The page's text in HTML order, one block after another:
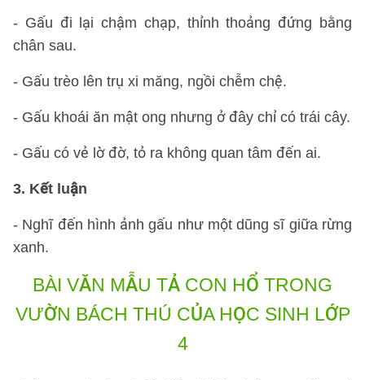
- Gấu đi lại chậm chạp, thỉnh thoảng đứng bằng
chân sau.
- Gấu trèo lên trụ xi măng, ngồi chễm chệ.
- Gấu khoái ăn mật ong nhưng ở đây chỉ có trái cây.
- Gấu có vẻ lờ đờ, tỏ ra không quan tâm đến ai.
3. Kết luận
- Nghĩ đến hình ảnh gấu như một dũng sĩ giữa rừng
xanh.
BÀI VĂN MẪU TẢ CON HỔ TRONG
VƯỜN BÁCH THÚ CỦA HỌC SINH LỚP
4